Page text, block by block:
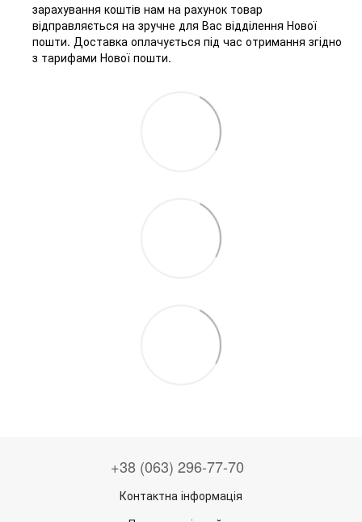
зарахування коштів нам на рахунок товар
відправляється на зручне для Вас відділення Нової
пошти. Доставка оплачується під час отримання згідно
з тарифами Нової пошти.
+38 (063) 296-77-70
Контактна інформація